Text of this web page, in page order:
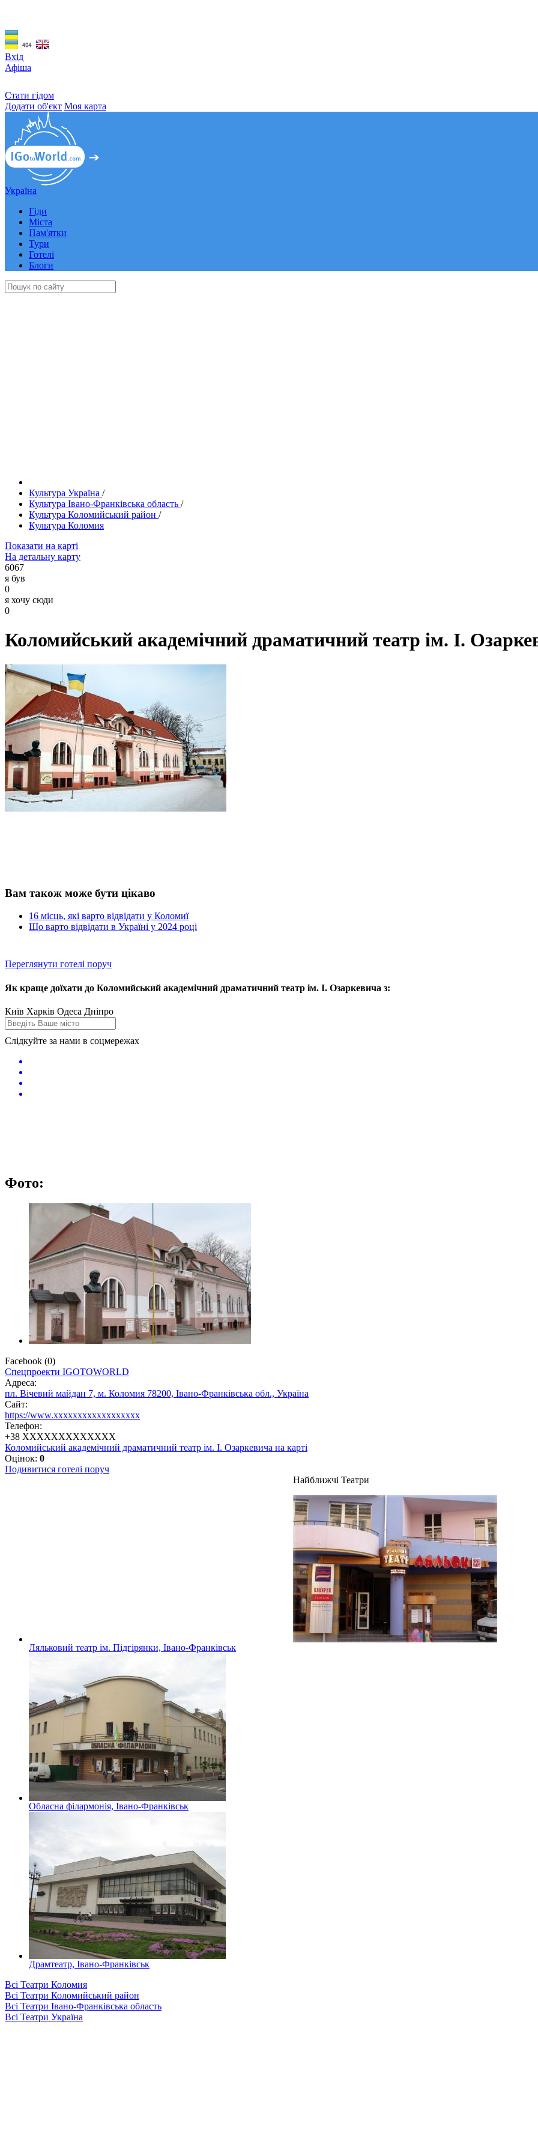
Вхід
Афіша
Стати гідом
Додати об'єкт Моя карта
Україна
Гіди
Міста
Пам'ятки
Тури
Готелі
Блоги
Культура Україна /
Культура Івано-Франківська область /
Культура Коломийський район /
Культура Коломия
Показати на карті
На детальну карту
6067
я був
0
я хочу сюди
0
Коломийський академічний драматичний театр ім. І.
Вам також може бути цікаво
16 місць, які варто відвідати у Коломиї
Що варто відвідати в Україні у 2024 році
Переглянути готелі поруч
Як краще доїхати до Коломийський академічний драматичний театр ім. І. Озаркевича з:
Київ Харків Одеса Дніпро
Слідкуйте за нами в соцмережах
Фото:
Facebook (0)
Спецпроекти IGOTOWORLD
Адреса:
пл. Вічевий майдан 7, м. Коломия 78200, Івано-Франківська обл., Україна
Сайт:
https://www.xxxxxxxxxxxxxxxxxx
Телефон:
+38 XXXXXXXXXXXXX
Коломийський академічний драматичний театр ім. І. Озаркевича на карті
Оцінок: 0
Подивитися готелі поруч
Найближчі Театри
Ляльковий театр ім. Підгірянки, Івано-Франківськ
Обласна філармонія, Івано-Франківськ
Драмтеатр, Івано-Франківськ
Всі Театри Коломия
Всі Театри Коломийський район
Всі Театри Івано-Франківська область
Всі Театри Україна